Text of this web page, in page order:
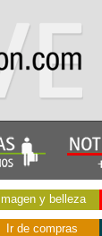
Imagen y belleza
Ir de compras